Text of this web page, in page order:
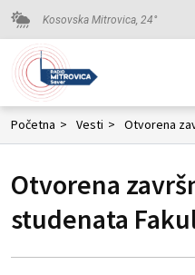
Kosovska Mitrovica, 24°
Početna > Vesti >
Otvorena
studenata